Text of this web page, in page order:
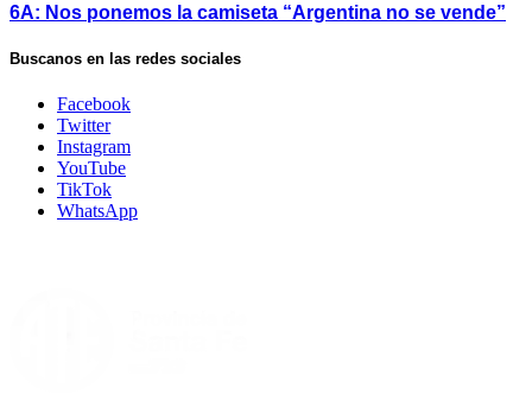
6A: Nos ponemos la camiseta “Argentina no se vende”
Buscanos en las redes sociales
Facebook
Twitter
Instagram
YouTube
TikTok
WhatsApp